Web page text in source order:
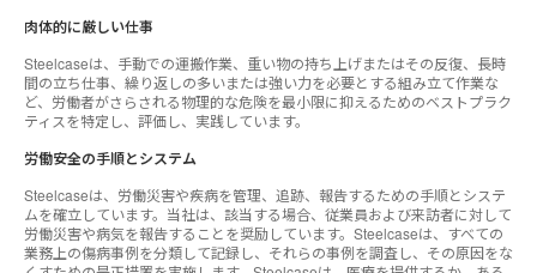
肉体的に厳しい仕事
Steelcaseは、手動での運搬作業、重い物の持ち上げまたはその反復、長時
間の立ち仕事、繰り返しの多いまたは強い力を必要とする組み立て作業な
ど、労働者がさらされる物理的な危険を最小限に抑えるためのベストプラク
ティスを特定し、評価し、実践しています。
労働安全の手順とシステム
Steelcaseは、労働災害や疾病を管理、追跡、報告するための手順とシステ
ムを確立しています。当社は、該当する場合、従業員および来訪者に対して
労働災害や病気を報告することを奨励しています。Steelcaseは、すべての
業務上の傷病事例を分類して記録し、それらの事例を調査し、その原因をな